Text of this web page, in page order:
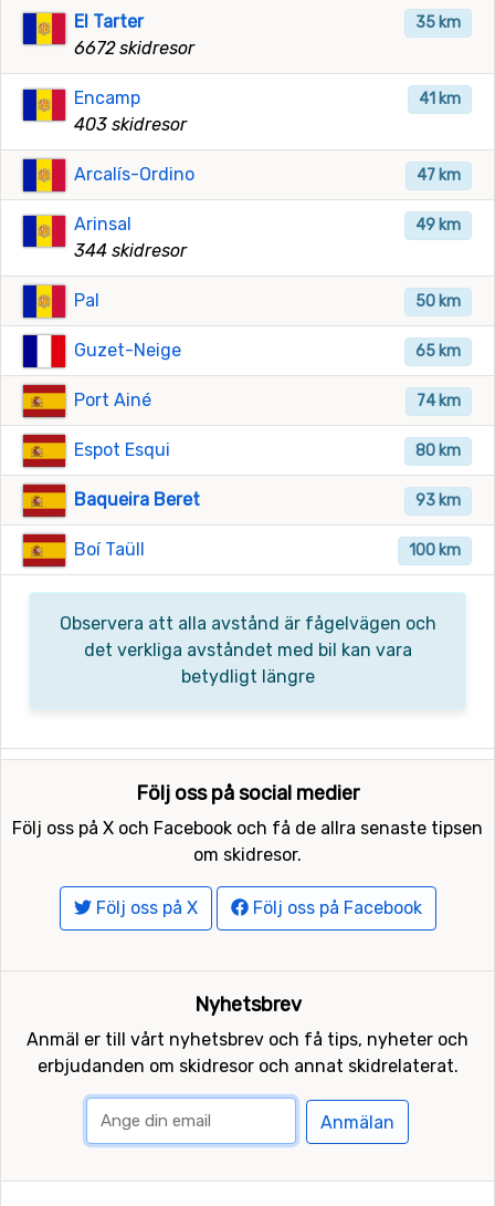
35 km
El Tarter
6672 skidresor
41 km
Encamp
403 skidresor
47 km
Arcalís-Ordino
49 km
Arinsal
344 skidresor
50 km
Pal
65 km
Guzet-Neige
74 km
Port Ainé
80 km
Espot Esqui
93 km
Baqueira Beret
100 km
Boí Taüll
Observera att alla avstånd är fågelvägen och
det verkliga avståndet med bil kan vara
betydligt längre
Följ oss på social medier
Följ oss på X och Facebook och få de allra senaste tipsen
om skidresor.
Följ oss på X Följ oss på Facebook
Nyhetsbrev
Anmäl er till vårt nyhetsbrev och få tips, nyheter och
erbjudanden om skidresor och annat skidrelaterat.
Anmälan